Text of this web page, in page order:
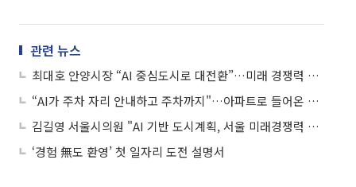
관련 뉴스
최대호 안양시장 “AI 중심도시로 대전환”…미래 경쟁력 승부수
“AI가 주차 자리 안내하고 주차까지"…아파트로 들어온 인공지능
김길영 서울시의원 "AI 기반 도시계획, 서울 미래경쟁력 핵심"
‘경험 無도 환영’ 첫 일자리 도전 설명서